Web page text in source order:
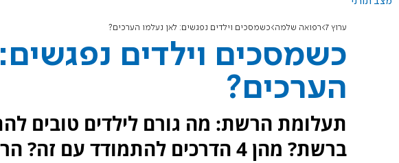
ערוץ 7 רפואה שלמה כשמסכים וילדים נפגשים: לאן נעלמו הערכים?
כשמסכים וילדים
הערכים?
תעלומת הרשת: מה גורם לילדים טובים
ברשת? מהן 4 הדרכים להתמודד עם זה? הרב יוני לביא משיב